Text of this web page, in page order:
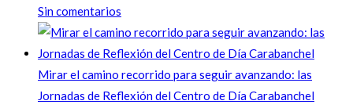
Sin comentarios
Mirar el camino recorrido para seguir avanzando: las
Jornadas de Reflexión del Centro de Día Carabanchel